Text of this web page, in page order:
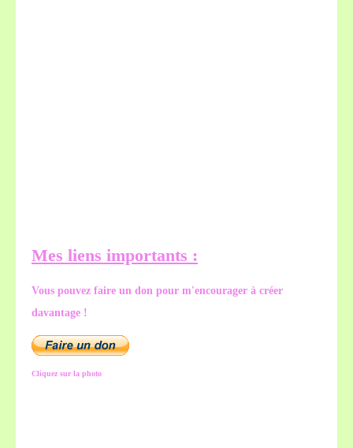
Mes liens importants :
Vous pouvez faire un don pour m'encourager à créer
davantage !
Cliquez sur la photo